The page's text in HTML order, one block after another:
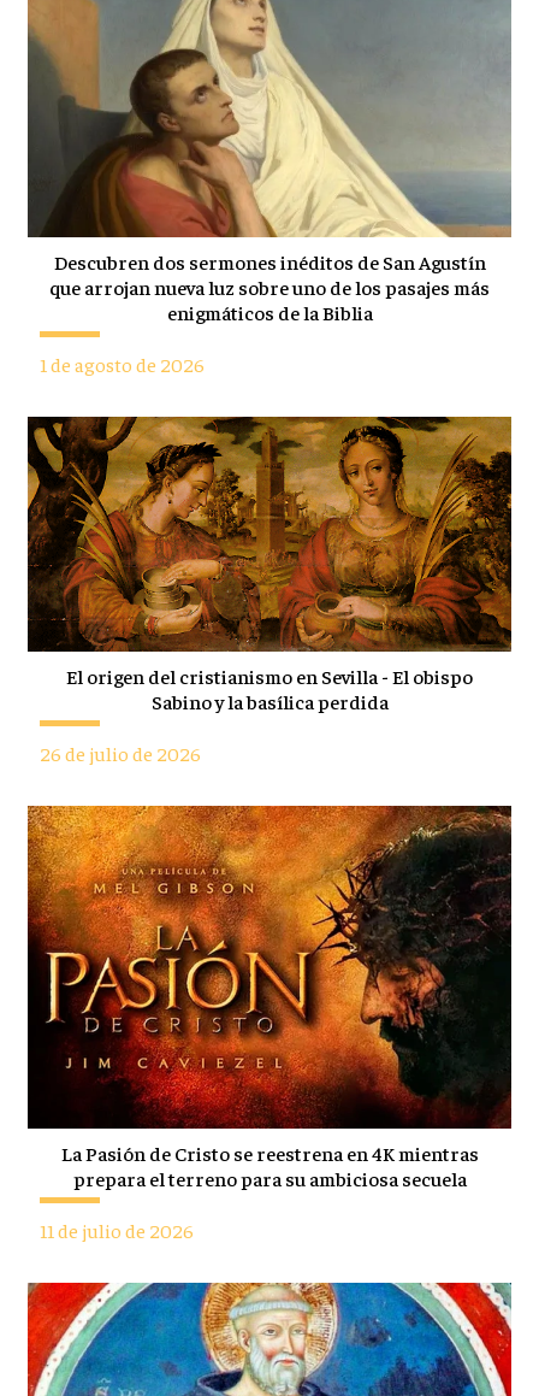
Descubren dos sermones inéditos de San Agustín
que arrojan nueva luz sobre uno de los pasajes más
enigmáticos de la Biblia
1 de agosto de 2026
El origen del cristianismo en Sevilla - El obispo
Sabino y la basílica perdida
26 de julio de 2026
La Pasión de Cristo se reestrena en 4K mientras
prepara el terreno para su ambiciosa secuela
11 de julio de 2026